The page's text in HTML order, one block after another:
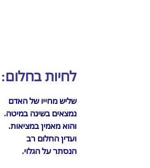
לחיות בחלום:
שליש מחייו של האדם
נמצאים בשינה במיטה.
והוא מאמין במציאות.
ועדין החלום רב
הנסתר על הגלוי.